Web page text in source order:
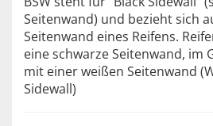
Seitenwand) und bezieht sich
Seitenwand eines Reifens.
eine schwarze Seitenwand, im
mit einer weißen Seitenwand
Sidewall)